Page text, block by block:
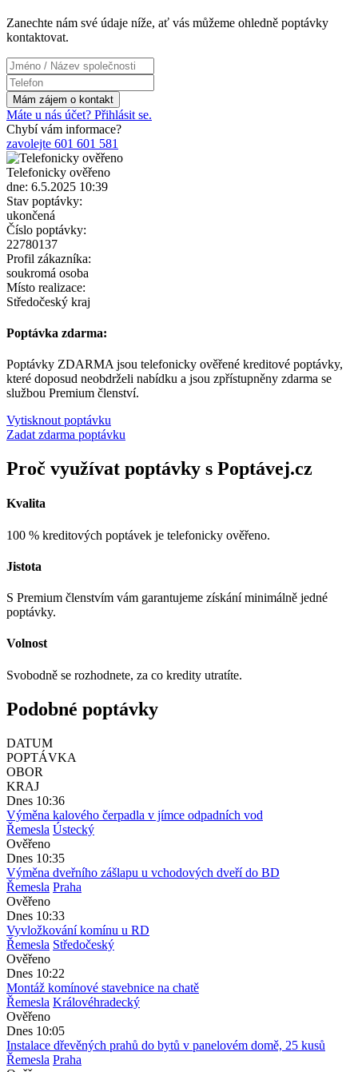
Zanechte nám své údaje níže, ať vás můžeme ohledně poptávky
kontaktovat.
Máte u nás účet? Přihlásit se.
Chybí vám informace?
zavolejte 601 601 581
Telefonicky ověřeno
dne: 6.5.2025 10:39
Stav poptávky:
ukončená
Číslo poptávky:
22780137
Profil zákazníka:
soukromá osoba
Místo realizace:
Středočeský kraj
Poptávka zdarma:
Poptávky ZDARMA jsou telefonicky ověřené kreditové poptávky,
které doposud neobdrželi nabídku a jsou zpřístupněny zdarma se
službou Premium členství.
Vytisknout poptávku
Zadat zdarma poptávku
Proč využívat poptávky s Poptávej.cz
Kvalita
100 % kreditových poptávek je telefonicky ověřeno.
Jistota
S Premium členstvím vám garantujeme získání minimálně jedné
poptávky.
Volnost
Svobodně se rozhodnete, za co kredity utratíte.
Podobné poptávky
DATUM
POPTÁVKA
OBOR
KRAJ
Dnes 10:36
Výměna kalového čerpadla v jímce odpadních vod
Řemesla Ústecký
Ověřeno
Dnes 10:35
Výměna dveřního zášlapu u vchodových dveří do BD
Řemesla Praha
Ověřeno
Dnes 10:33
Vyvložkování komínu u RD
Řemesla Středočeský
Ověřeno
Dnes 10:22
Montáž komínové stavebnice na chatě
Řemesla Královéhradecký
Ověřeno
Dnes 10:05
Instalace dřevěných prahů do bytů v panelovém domě, 25 kusů
Řemesla Praha